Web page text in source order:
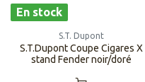
En stock
S.T. Dupont
S.T.Dupont Coupe Cigares X
stand Fender noir/doré